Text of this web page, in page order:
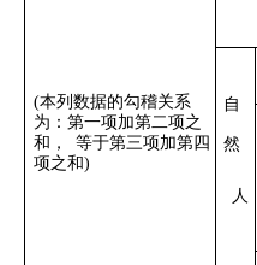
(本列数据的勾稽关系
为：第一项加第二项之
和，
等于第三项加第四
项之和)
自
然
人